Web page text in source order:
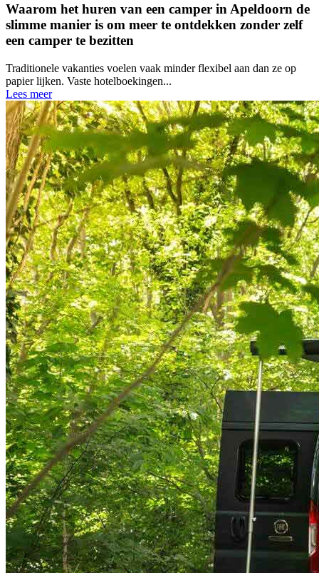
Waarom het huren van een camper in Apeldoorn de
slimme manier is om meer te ontdekken zonder zelf
een camper te bezitten
Traditionele vakanties voelen vaak minder flexibel aan dan ze op
papier lijken. Vaste hotelboekingen...
Lees meer